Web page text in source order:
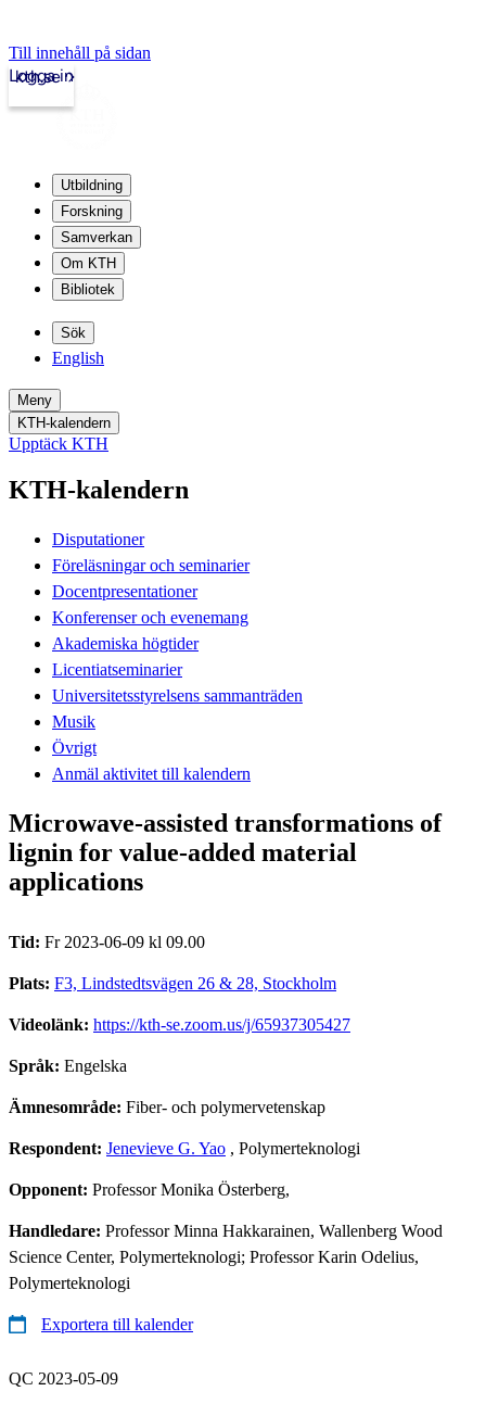
Till innehåll på sidan
kth.se
Logga in
Utbildning
Forskning
Samverkan
Om KTH
Bibliotek
Sök
English
Meny
KTH-kalendern
Upptäck KTH
KTH-kalendern
Disputationer
Föreläsningar och seminarier
Docentpresentationer
Konferenser och evenemang
Akademiska högtider
Licentiatseminarier
Universitetsstyrelsens sammanträden
Musik
Övrigt
Anmäl aktivitet till kalendern
Microwave-assisted transformations of
lignin for value-added material
applications
Tid: Fr 2023-06-09 kl 09.00
Plats: F3, Lindstedtsvägen 26 & 28, Stockholm
Videolänk: https://kth-se.zoom.us/j/65937305427
Språk: Engelska
Ämnesområde: Fiber- och polymervetenskap
Respondent: Jenevieve G. Yao , Polymerteknologi
Opponent: Professor Monika Österberg,
Handledare: Professor Minna Hakkarainen, Wallenberg Wood
Science Center, Polymerteknologi; Professor Karin Odelius,
Polymerteknologi
Exportera till kalender
QC 2023-05-09